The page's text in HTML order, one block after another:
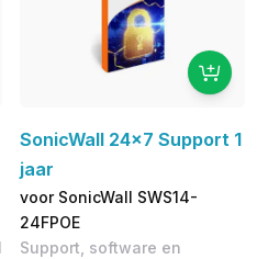
SonicWall 24x7 Support 1
jaar
voor SonicWall SWS14-
24FPOE
Support, software en